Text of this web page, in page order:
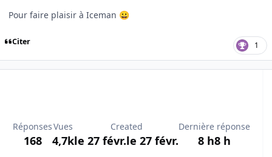
Pour faire plaisir à Iceman 😀
Citer 1
Réponses
168
Vues
4,7k
Created
le 27 févr.le 27 févr.
Dernière réponse
8 h8 h